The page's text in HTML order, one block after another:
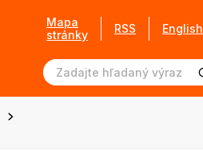
Mapa
stránky
RSS English